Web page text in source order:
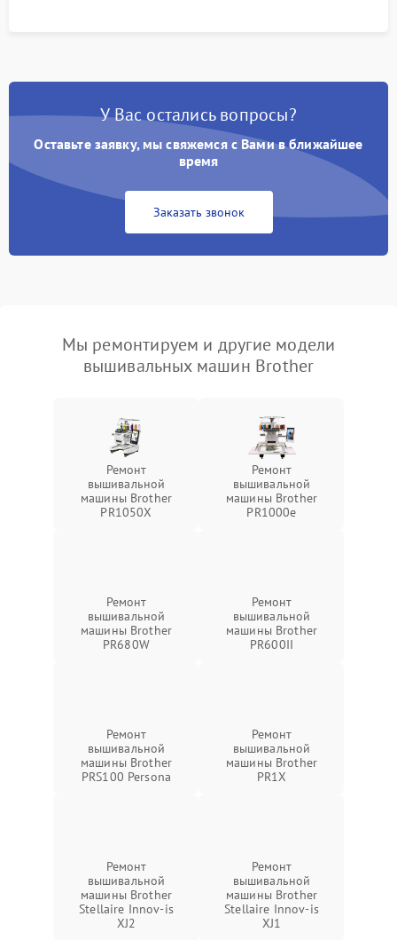
У Вас остались вопросы?
Оставьте заявку, мы свяжемся с Вами в ближайшее
время
Заказать звонок
Мы ремонтируем и другие модели
вышивальных машин Brother
Ремонт
вышивальной
машины Brother
PR1050X
Ремонт
вышивальной
машины Brother
PR1000e
Ремонт
вышивальной
машины Brother
PR680W
Ремонт
вышивальной
машины Brother
PR600II
Ремонт
вышивальной
машины Brother
PRS100 Persona
Ремонт
вышивальной
машины Brother
PR1X
Ремонт
вышивальной
машины Brother
Stellaire Innov-is
XJ2
Ремонт
вышивальной
машины Brother
Stellaire Innov-is
XJ1